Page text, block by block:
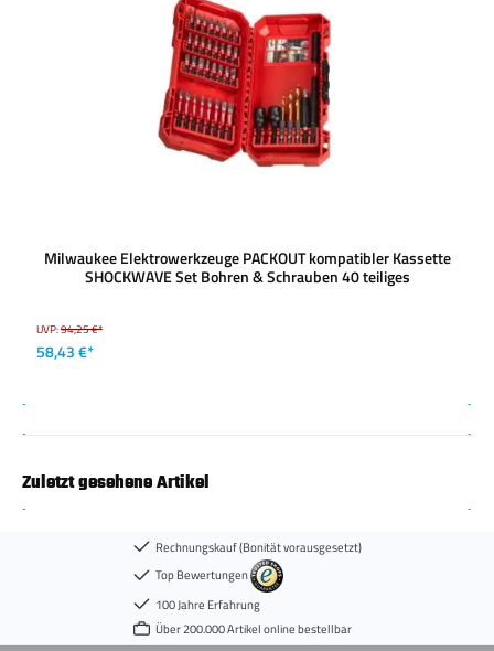
Milwaukee Elektrowerkzeuge PACKOUT kompatibler Kassette
SHOCKWAVE Set Bohren & Schrauben 40 teiliges
UVP:94,25 €*
58,43 €*
Zuletzt gesehene Artikel
Rechnungskauf (Bonität vorausgesetzt)
Top Bewertungen
100 Jahre Erfahrung
Über 200.000 Artikel online bestellbar